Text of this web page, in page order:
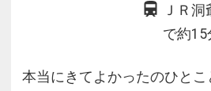
ＪＲ
で約15
本当にきてよかったのひとこ